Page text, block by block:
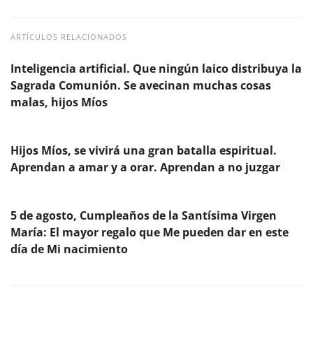
ARTÍCULOS RELACIONADOS
Inteligencia artificial. Que ningún laico distribuya la
Sagrada Comunión. Se avecinan muchas cosas
malas, hijos Míos
Hijos Míos, se vivirá una gran batalla espiritual.
Aprendan a amar y a orar. Aprendan a no juzgar
5 de agosto, Cumpleaños de la Santísima Virgen
María: El mayor regalo que Me pueden dar en este
día de Mi nacimiento